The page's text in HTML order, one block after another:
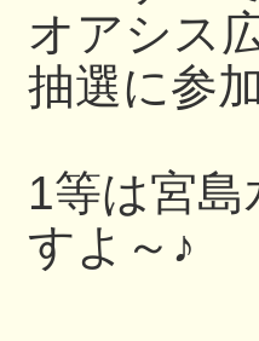
オアシス
抽選に参
1等は宮
すよ～♪